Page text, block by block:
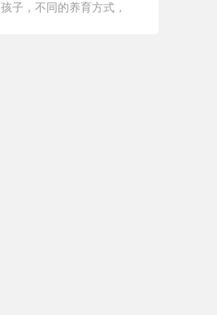
孩子，不同的养育方式，